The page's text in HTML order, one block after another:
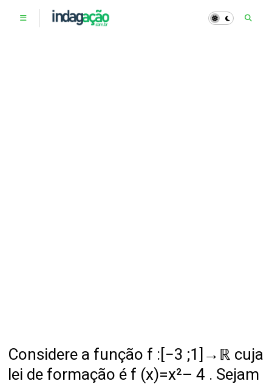
Considere a função f :[−3 ;1]→ℝ cuja
lei de formação é f (x)=x²– 4 . Sejam